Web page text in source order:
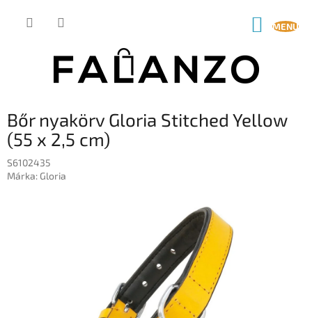
KOSÁR
Bőr nyakörv Gloria Stitched Yellow
(55 x 2,5 cm)
S6102435
Márka: Gloria